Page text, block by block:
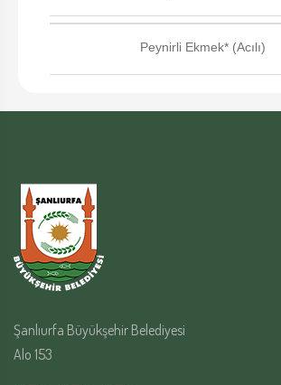
Peynirli Ekmek* (Acılı)
Şanlıurfa Büyükşehir Belediyesi
Alo 153